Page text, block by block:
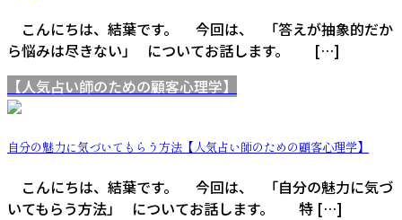
こんにちは、結葉です。 今回は、 「答えが抽象的だか
ら悩みは尽きない」 についてお話します。 […]
【人気占い師のための顧客心理学】
自分の魅力に気づいてもらう方法【人気占い師のための顧客心理学】
こんにちは、結葉です。 今回は、 「自分の魅力に気づ
いてもらう方法」 についてお話します。 特 […]